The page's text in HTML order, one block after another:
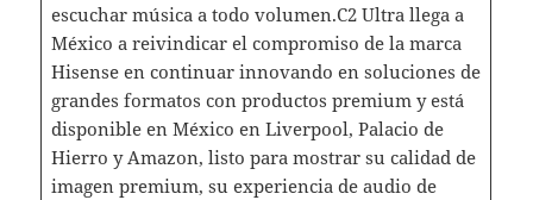
escuchar música a todo volumen.C2 Ultra llega a
México a reivindicar el compromiso de la marca
Hisense en continuar innovando en soluciones de
grandes formatos con productos premium y está
disponible en México en Liverpool, Palacio de
Hierro y Amazon, listo para mostrar su calidad de
imagen premium, su experiencia de audio de